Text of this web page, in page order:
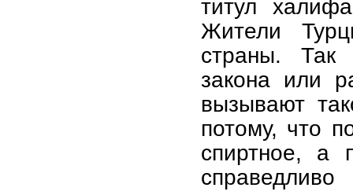
титул
Жители
страны. Так
закона или
вызывают
потому, что
спиртное, а